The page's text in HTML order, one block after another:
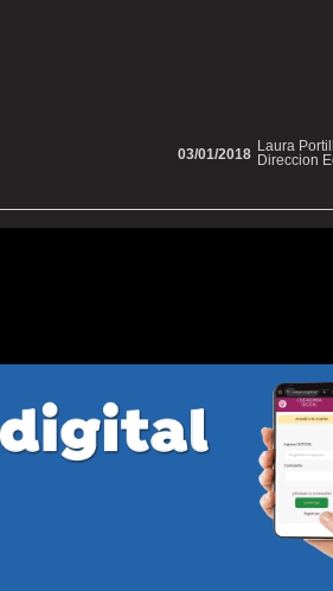
Laura
Direccion
03/01/2018